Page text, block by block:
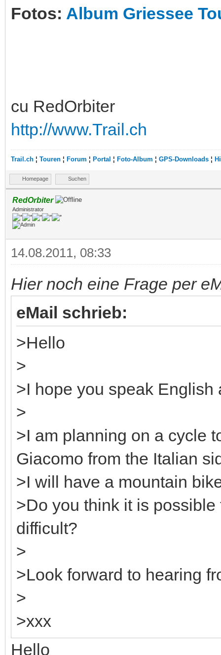
Fotos: Album Griessee
cu RedOrbiter
http://www.Trail.ch
Trail.ch ¦ Touren ¦ Forum ¦ Portal ¦ Foto-Album ¦ GPS-Downloads ¦
Homepage Suchen
RedOrbiter
Administrator
14.08.2011, 08:33
Hier noch eine Frage per
eMail schrieb:
>Hello
>
>I hope you speak
>
>I am planning on a cycle
Giacomo from the Italian
>I will have a mountain
>Do you think it is
difficult?
>
>Look forward to hearing
>
>xxx
Hello